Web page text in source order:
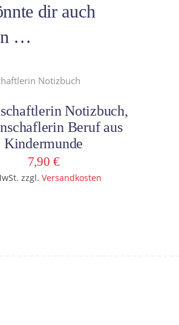
dir auch
…
Notizbuch,
Beruf aus
Kindermunde
7,90 €
zzgl. Versandkosten